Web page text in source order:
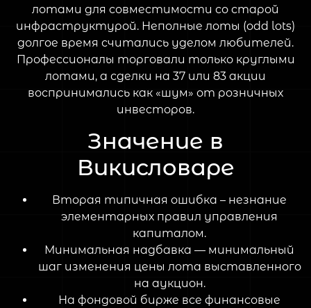
лотами для совместимости со старой
инфраструктурой. Неполные лоты (odd lots)
долгое время считались уделом любителей.
Профессионалы торговали только круглыми
лотами, а сделки на 37 или 83 акции
воспринимались как «шум» от розничных
инвесторов.
Значение в
Викисловаре
Вторая типичная ошибка – незнание
элементарных правил управления
капиталом.
Минимальная надбавка — минимальный
шаг изменения цены лота выставленного
на аукцион.
На фондовой бирже все финансовые